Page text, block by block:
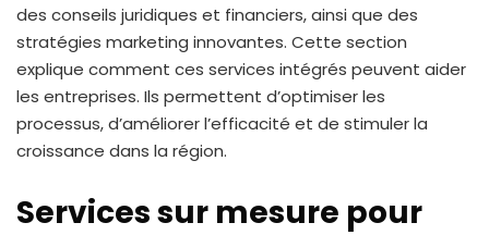
des conseils juridiques et financiers, ainsi que des
stratégies marketing innovantes. Cette section
explique comment ces services intégrés peuvent aider
les entreprises. Ils permettent d’optimiser les
processus, d’améliorer l’efficacité et de stimuler la
croissance dans la région.
Services sur mesure pour